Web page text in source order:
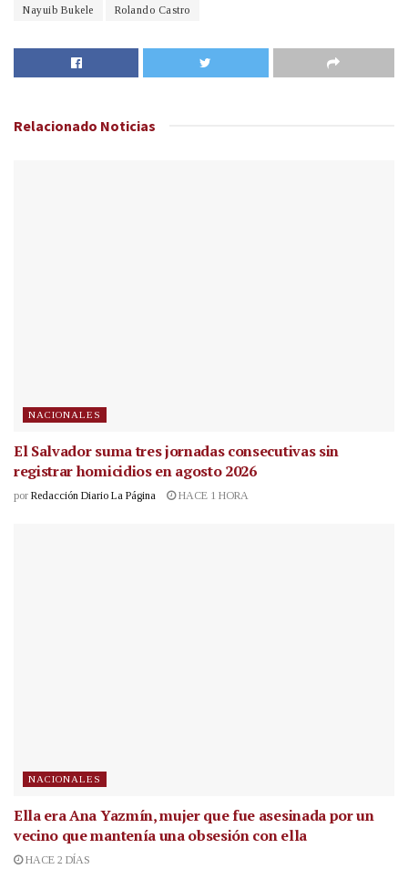
Nayuib Bukele Rolando Castro
Relacionado Noticias
NACIONALES
El Salvador suma tres jornadas consecutivas sin
registrar homicidios en agosto 2026
por Redacción Diario La Página HACE 1 HORA
NACIONALES
Ella era Ana Yazmín, mujer que fue asesinada por un
vecino que mantenía una obsesión con ella
HACE 2 DÍAS